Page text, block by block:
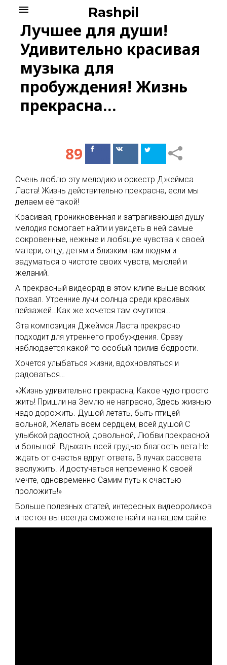
content
Rashpil
menu
Лучшее для души!
Удивительно красивая
музыка для
пробуждения! Жизнь
прекрасна…
89
ПоделитьсяПоделиться
Очень люблю эту мелодию и оркестр Джеймса
Ласта! Жизнь действительно прекрасна, если мы
делаем её такой!
Красивая, проникновенная и затрагивающая душу
мелодия помогает найти и увидеть в ней самые
сокровенные, нежные и любящие чувства к своей
матери, отцу, детям и близким нам людям и
задуматься о чистоте своих чувств, мыслей и
желаний.
А прекрасный видеоряд в этом клипе выше всяких
похвал. Утренние лучи солнца среди красивых
пейзажей…Как же хочется там очутится…
Эта композиция Джеймся Ласта прекрасно
подходит для утреннего пробуждения. Сразу
наблюдается какой-то особый прилив бодрости.
Хочется улыбаться жизни, вдохновляться и
радоваться…
«Жизнь удивительно прекрасна, Какое чудо просто
жить! Пришли на Землю не напрасно, Здесь жизнью
надо дорожить. Душой летать, быть птицей
вольной, Желать всем сердцем, всей душой С
улыбкой радостной, довольной, Любви прекрасной
и большой. Вдыхать всей грудью благость лета Не
ждать от счастья вдруг ответа, В лучах рассвета
заслужить. И достучаться непременно К своей
мечте, одновременно Самим путь к счастью
проложить!»
Больше полезных статей, интересных видеороликов
и тестов вы всегда сможете найти на нашем сайте.